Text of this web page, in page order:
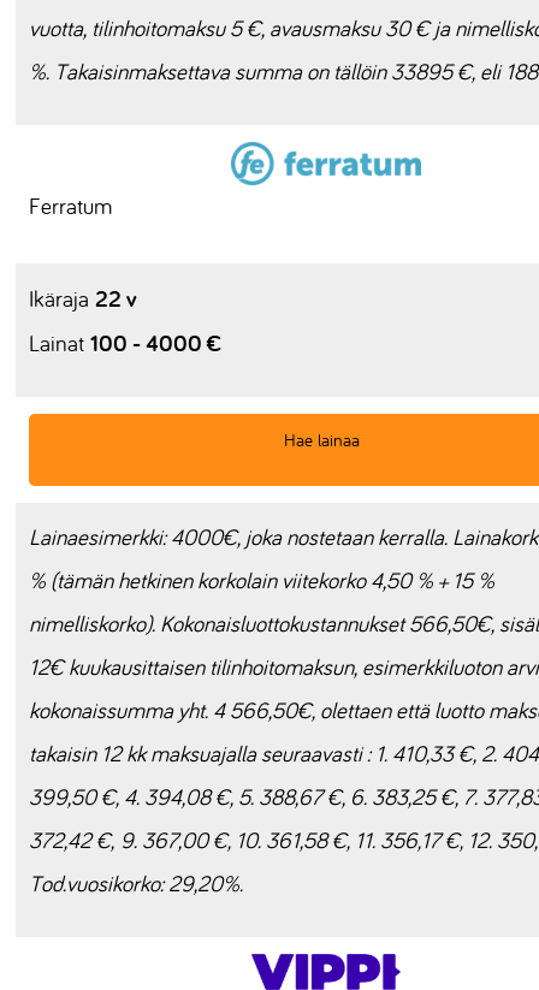
vuotta, tilinhoitomaksu 5 €, avausmaksu 30 € ja
%. Takaisinmaksettava summa on tällöin 33895 €, eli
Ferratum
Ikäraja 22 v
Lainat 100 - 4000 €
Hae lainaa
Lainaesimerkki: 4000€, joka nostetaan kerralla.
% (tämän hetkinen korkolain viitekorko 4,50 % + 15 %
nimelliskorko). Kokonaisluottokustannukset 566,50€,
12€ kuukausittaisen tilinhoitomaksun, esimerkkiluoton
kokonaissumma yht. 4 566,50€, olettaen että luotto
takaisin 12 kk maksuajalla seuraavasti : 1. 410,33 €, 2.
399,50 €, 4. 394,08 €, 5. 388,67 €, 6. 383,25 €, 7.
372,42 €, 9. 367,00 €, 10. 361,58 €, 11. 356,17 €, 12.
Tod.vuosikorko: 29,20%.